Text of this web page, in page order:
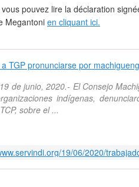
pouvez lire la déclaration
Megantoni en cliquant ici.
de junio, 2020.- El Consejo
indígenas,
sobre el ...